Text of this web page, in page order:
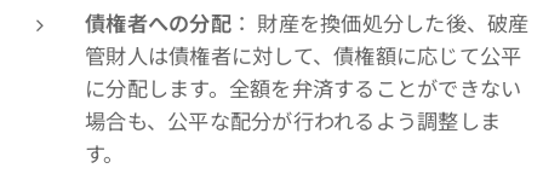
債権者への分配： 財産を換価処分した後、破産
管財人は債権者に対して、債権額に応じて公平
に分配します。全額を弁済することができない
場合も、公平な配分が行われるよう調整しま
す。